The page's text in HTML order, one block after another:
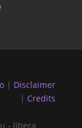
| Disclaimer
| Credits
- libera